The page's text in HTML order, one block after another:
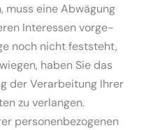
muss eine Abwägung
Inter­essen vorge­
noch nicht feststeht,
haben Sie das
der Verar­beitung Ihrer
zu verlangen.
perso­nen­be­zo­genen